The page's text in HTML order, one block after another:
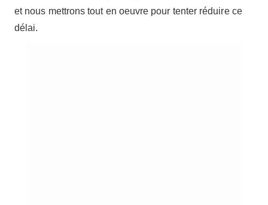
et nous mettrons tout en oeuvre pour tenter réduire ce
délai.